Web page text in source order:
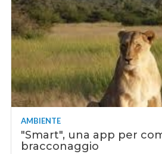
AMBIENTE
"Smart", una app per
bracconaggio